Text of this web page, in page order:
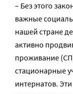
– Без этого
важные
нашей стране
активно
проживание
стационарные
интернатов.